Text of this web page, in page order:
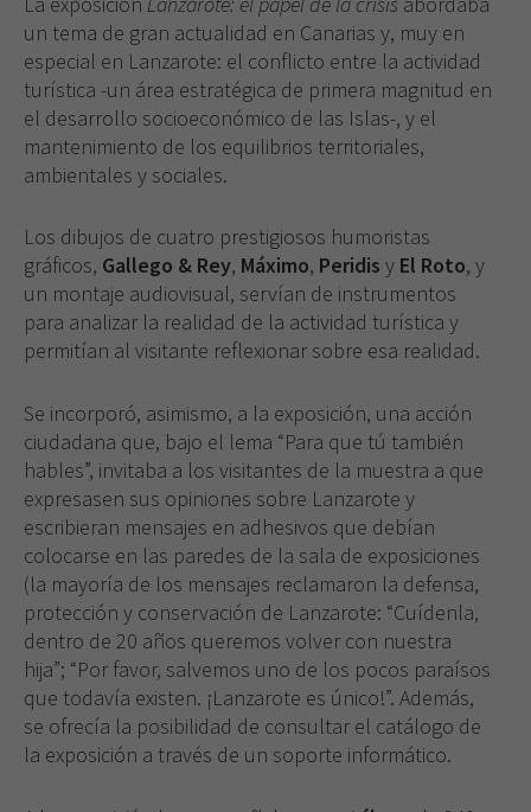
un tema de gran actualidad en Canarias y, muy en
especial en Lanzarote: el conflicto entre la actividad
turística -un área estratégica de primera magnitud en
el desarrollo socioeconómico de las Islas-, y el
mante­nimiento de los equilibrios territoriales,
ambientales y sociales.
Los dibujos de cuatro prestigiosos humoristas
gráfi­cos, Gallego & Rey, Máximo, Peridis y El Roto, y
un montaje audiovisual, servían de instrumentos
para anali­zar la realidad de la actividad turística y
permitían al vi­sitante reflexionar sobre esa realidad.
Se incorporó, asimismo, a la exposición, una acción
ciudadana que, bajo el lema “Para que tú también
hables”, invitaba a los visitantes de la muestra a que
expresasen sus opiniones sobre Lanzarote y
escribieran mensajes en adhesi­vos que debían
colocarse en las paredes de la sala de exposiciones
(la mayoría de los mensajes reclamaron la defensa,
protección y conservación de Lanzarote: “Cuí­denla,
dentro de 20 años queremos volver con nuestra
hija”; “Por favor, salvemos uno de los pocos paraísos
que todavía existen. ¡Lanzarote es único!”. Además,
se ofrecía la posibilidad de consultar el catálogo de
la ex­posición a través de un soporte informático.